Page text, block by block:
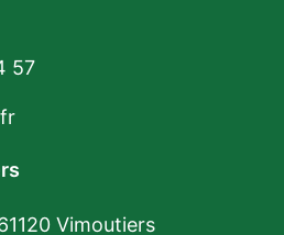
57
Vimoutiers